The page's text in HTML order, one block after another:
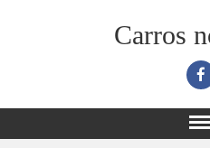
Carros